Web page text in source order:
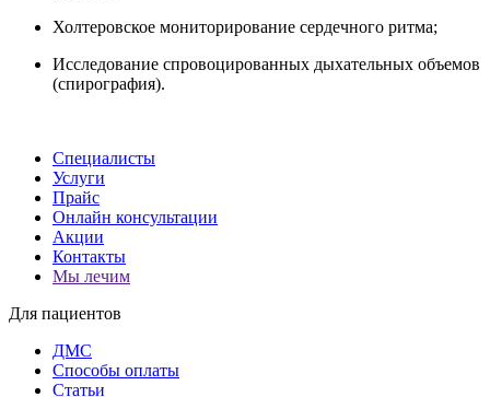
Холтеровское мониторирование сердечного ритма;
Исследование спровоцированных дыхательных объемов
(спирография).
Специалисты
Услуги
Прайс
Онлайн консультации
Акции
Контакты
Мы лечим
Для пациентов
ДМС
Способы оплаты
Статьи